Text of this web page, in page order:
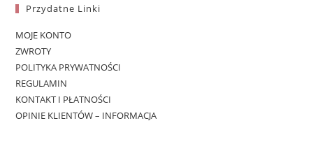
Przydatne Linki
MOJE KONTO
ZWROTY
POLITYKA PRYWATNOŚCI
REGULAMIN
KONTAKT I PŁATNOŚCI
OPINIE KLIENTÓW – INFORMACJA